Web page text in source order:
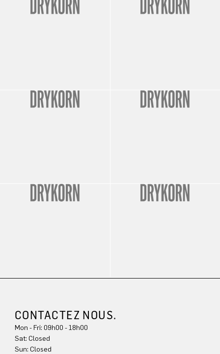
CONTACTEZ NOUS.
Mon - Fri: 09h00 - 18h00
Sun: Closed